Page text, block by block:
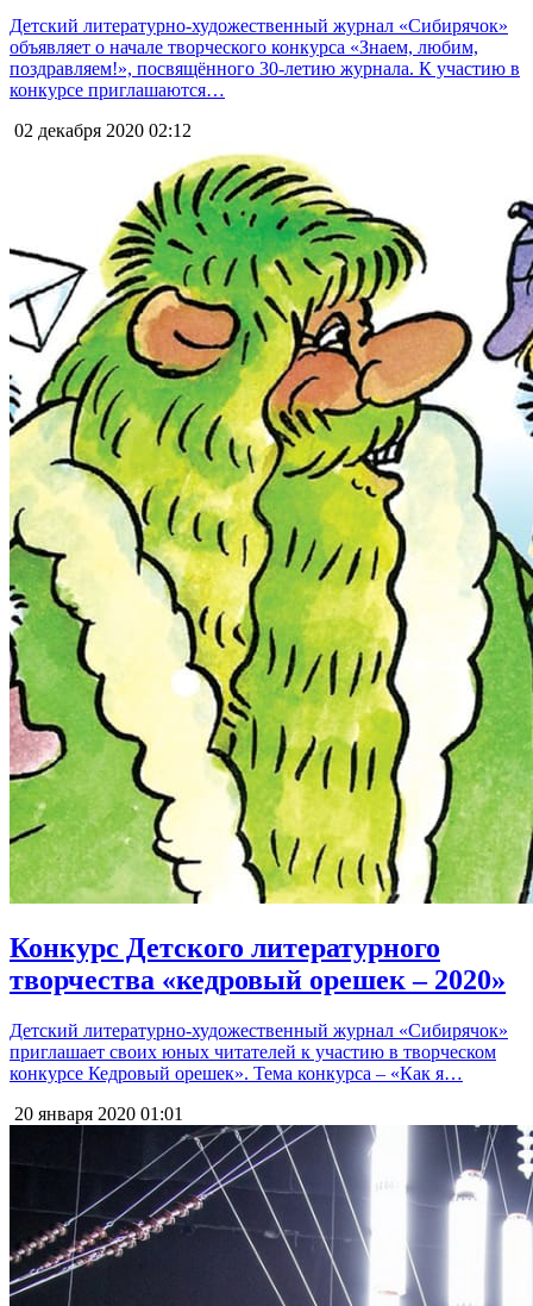
Детский литературно-художественный журнал «Сибирячок»
объявляет о начале творческого конкурса «Знаем, любим,
поздравляем!», посвящённого 30-летию журнала. К участию в
конкурсе приглашаются…
02 декабря 2020 02:12
Конкурс Детского литературного
творчества «кедровый орешек – 2020»
Детский литературно-художественный журнал «Сибирячок»
приглашает своих юных читателей к участию в творческом
конкурсе Кедровый орешек». Тема конкурса – «Как я…
20 января 2020 01:01